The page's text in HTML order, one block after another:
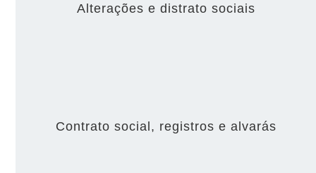
Alterações e distrato sociais
Contrato social, registros e alvarás